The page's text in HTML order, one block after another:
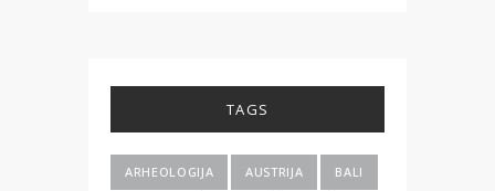
TAGS
ARHEOLOGIJA AUSTRIJA BALI